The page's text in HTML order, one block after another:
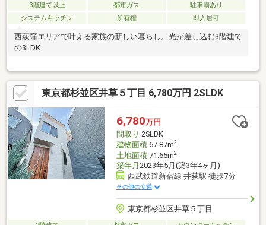
3階建て以上 都市ガス
駐車場あり
システムキッチン
所有権 即入居可
西荻窪エリアで叶える家族の新しい暮らし。光が差し込む3階建て
の3LDK
東京都杉並区井草５丁目 6,780万円 2SLDK
6,780万円
間取り 2SLDK
建物面積67.87m2
土地面積71.65m2
築年月 2023年5月(築3年4ヶ月)
西武鉄道新宿線 井荻駅 徒歩7分
その他の交通
東京都杉並区井草５丁目